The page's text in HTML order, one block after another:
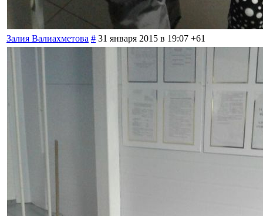
Залия Валиахметова # 31 января 2015 в 19:07 +61